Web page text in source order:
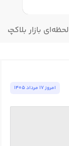
بازار
امروز ١٧ مرداد ١٤٠٥